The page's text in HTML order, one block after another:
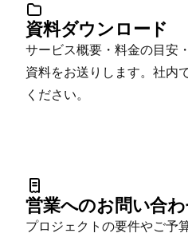
資料ダウンロード
サービス概要・料金の目安
資料をお送りします。社内
ください。
営業へのお問い合
プロジェクトの要件やご予